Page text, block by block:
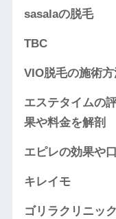
sasalaの脱毛
TBC
VIO脱毛の施術
エステタイムの
果や料金を解剖
エピレの効果や
キレイモ
ゴリラクリニッ